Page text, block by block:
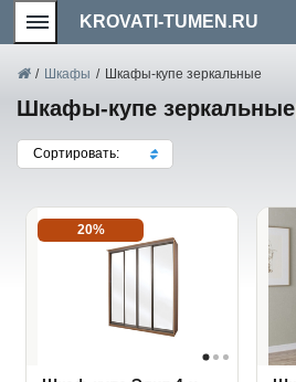
KROVATI-TUMEN.RU
/ Шкафы / Шкафы-купе зеркальные
Шкафы-купе зеркальные
Сортировать:
20%